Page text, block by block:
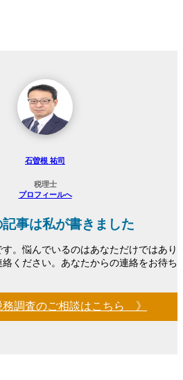
石曽根 祐司
税理士
プロフィールへ
記事は私が書きました
。悩んでいるのはあなただけではあり
ください。あなたからの連絡をお待ち
務調査のご相談はこちら 》